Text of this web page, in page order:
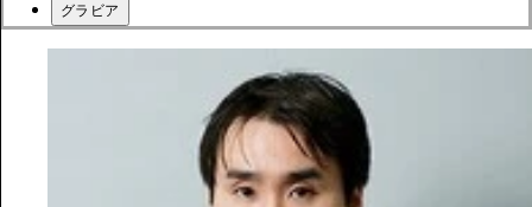
グラビア